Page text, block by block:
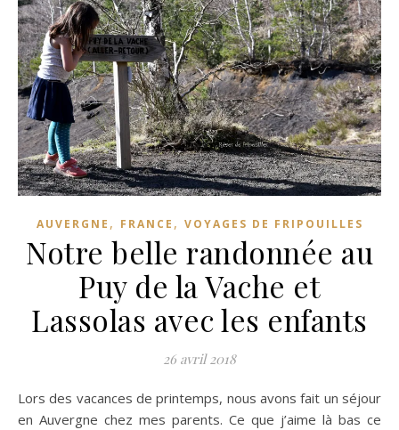
AUVERGNE , FRANCE , VOYAGES DE FRIPOUILLES
Notre belle randonnée au
Puy de la Vache et
Lassolas avec les enfants
26 avril 2018
Lors des vacances de printemps, nous avons fait un séjour
en Auvergne chez mes parents. Ce que j’aime là bas ce